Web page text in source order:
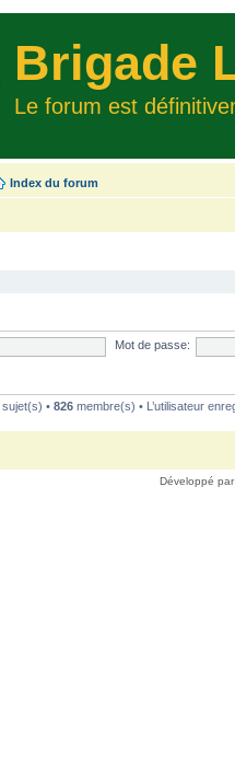
Brigade
Le forum est
Index du forum
Mot de passe:
sujet(s) • 826 membre(s) • L’utilisateur
Développé